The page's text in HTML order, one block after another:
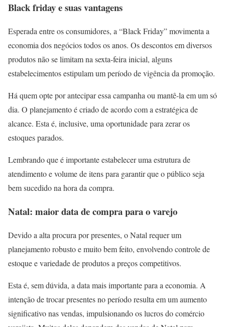
Black friday e suas vantagens
Esperada entre os consumidores, a “Black Friday” movimenta a
economia dos negócios todos os anos. Os descontos em diversos
produtos não se limitam na sexta-feira inicial, alguns
estabelecimentos estipulam um período de vigência da promoção.
Há quem opte por antecipar essa campanha ou mantê-la em um só
dia. O planejamento é criado de acordo com a estratégica de
alcance. Esta é, inclusive, uma oportunidade para zerar os
estoques parados.
Lembrando que é importante estabelecer uma estrutura de
atendimento e volume de itens para garantir que o público seja
bem sucedido na hora da compra.
Natal: maior data de compra para o varejo
Devido a alta procura por presentes, o Natal requer um
planejamento robusto e muito bem feito, envolvendo controle de
estoque e variedade de produtos a preços competitivos.
Esta é, sem dúvida, a data mais importante para a economia. A
intenção de trocar presentes no período resulta em um aumento
significativo nas vendas, impulsionando os lucros do comércio